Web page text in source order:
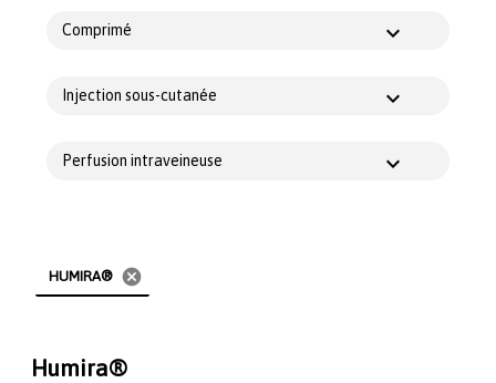
Comprimé
Injection sous-cutanée
Perfusion intraveineuse
HUMIRA® cancel
Humira®